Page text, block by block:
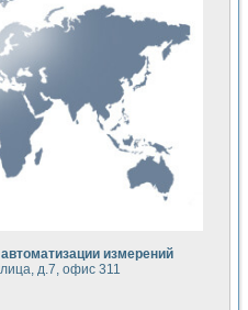
для построения картины
для определения показателей
для управления источником
вольт-амперных характеристик
нано-, фемто-,
установка по измерению временных
лабораторный комплекс на базе
и оптимизации тепловой
для исследования функциональных
создания экономичного
движения макрочастиц в
свойств дисперсных продуктов
сверхпроводящим
NI в курсе экспериментальной
измерений
д.7, офис 311